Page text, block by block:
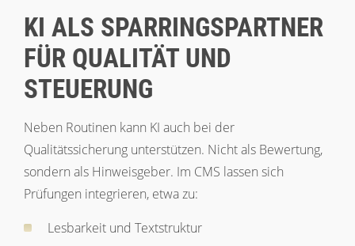
KI ALS SPARRINGSPARTNER
FÜR QUALITÄT UND
STEUERUNG
Neben Routinen kann KI auch bei der
Qualitätssicherung unterstützen. Nicht als Bewertung,
sondern als Hinweisgeber. Im CMS lassen sich
Prüfungen integrieren, etwa zu:
Lesbarkeit und Textstruktur